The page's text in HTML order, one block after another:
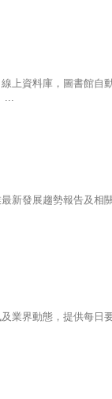
上資料庫，圖書館自
...
新發展趨勢報告及相
業界動態，提供每日